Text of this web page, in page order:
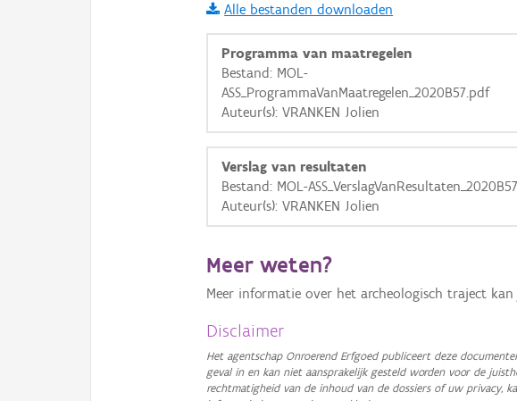
i
+ −
Basis Lagen
OSM-Basiskaart
Ortho
GRB-Basiskaart
GRB-Basiskaart in grijswaarden
Alle bestanden downloaden
Programma van maatregelen
Bestand: MOL-
ASS_ProgrammaVanMaatregelen_2020B57.pdf
Auteur(s): VRANKEN Jolien
Verslag van resultaten
Bestand: MOL-
Auteur(s): VRANKEN Jolien
Meer weten?
Meer informatie over het archeologisch traject
Disclaimer
Het agentschap Onroerend Erfgoed publiceert deze
geval in en kan niet aansprakelijk gesteld worden voor de
rechtmatigheid van de inhoud van de dossiers of uw privacy,